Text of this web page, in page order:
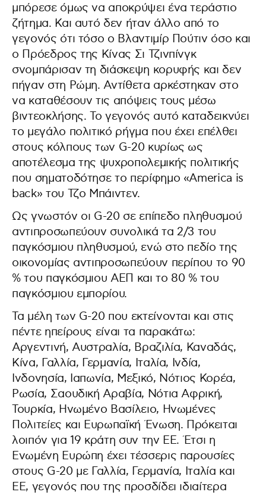
μπόρεσε όμως να αποκρύψει ένα τεράστιο
ζήτημα. Και αυτό δεν ήταν άλλο από το
γεγονός ότι τόσο ο Βλαντιμίρ Πούτιν όσο και
ο Πρόεδρος της Κίνας Σι Τζινπίνγκ
σνομπάρισαν τη διάσκεψη κορυφής και δεν
πήγαν στη Ρώμη. Αντίθετα αρκέστηκαν στο
να καταθέσουν τις απόψεις τους μέσω
βιντεοκλήσης. Το γεγονός αυτό καταδεικνύει
το μεγάλο πολιτικό ρήγμα που έχει επέλθει
στους κόλπους των G-20 κυρίως ως
αποτέλεσμα της ψυχροπολεμικής πολιτικής
που σηματοδότησε το περίφημο «America is
back» του Τζο Μπάιντεν.
Ως γνωστόν οι G-20 σε επίπεδο πληθυσμού
αντιπροσωπεύουν συνολικά τα 2/3 του
παγκόσμιου πληθυσμού, ενώ στο πεδίο της
οικονομίας αντιπροσωπεύουν περίπου το 90
% του παγκόσμιου ΑΕΠ και το 80 % του
παγκόσμιου εμπορίου.
Τα μέλη των G-20 που εκτείνονται και στις
πέντε ηπείρους είναι τα παρακάτω:
Αργεντινή, Αυστραλία, Βραζιλία, Καναδάς,
Κίνα, Γαλλία, Γερμανία, Ιταλία, Ινδία,
Ινδονησία, Ιαπωνία, Μεξικό, Νότιος Κορέα,
Ρωσία, Σαουδική Αραβία, Νότια Αφρική,
Τουρκία, Ηνωμένο Βασίλειο, Ηνωμένες
Πολιτείες και Ευρωπαϊκή Ένωση. Πρόκειται
λοιπόν για 19 κράτη συν την ΕΕ. Έτσι η
Ενωμένη Ευρώπη έχει τέσσερις παρουσίες
στους G-20 με Γαλλία, Γερμανία, Ιταλία και
ΕΕ, γεγονός που της προσδίδει ιδιαίτερα